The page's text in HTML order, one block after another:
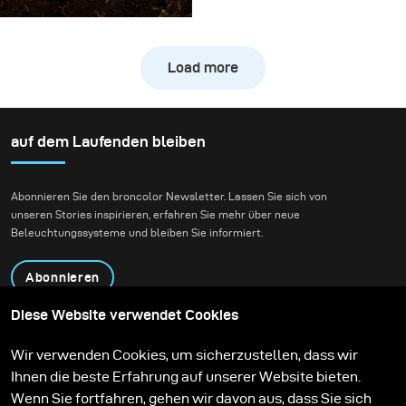
Shooting einzusetzen.
Die größte
die rasante Action eines
einzufrieren und
gleichzeitig die
des Waldes zu
bewahren. Unser Ziel
Action-Aufnahmen zu
Tiefe, Stimmung und
zu verlieren.
Load more
auf dem Laufenden bleiben
Abonnieren Sie den broncolor Newsletter. Lassen Sie sich von
unseren Stories inspirieren, erfahren Sie mehr über neue
Beleuchtungssysteme und bleiben Sie informiert.
Abonnieren
Kontakt
Technologien
Contribute to our blog
Lernen
Support
Karriere
Diese Website verwendet Cookies
Wir verwenden Cookies, um sicherzustellen, dass wir
Ihnen die beste Erfahrung auf unserer Website bieten.
Wenn Sie fortfahren, gehen wir davon aus, dass Sie sich